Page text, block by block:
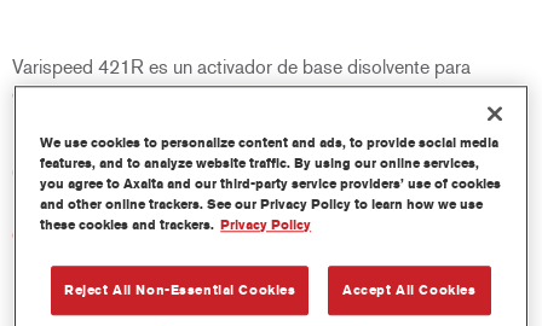
Varispeed 421R es un activador de base disolvente para
conseguir un secado al aire o acelerado y un endurecimiento
reparaciones y en el pintado de interiores. Se puede usar con
Centari 500, Centari 500 HB, Imron 700, 1200S y 3050S.
Características del producto
Permite un secado más rápido al aire o en cabina y un
endurecimiento también más rápido de los acabados o
barnices 2K en pequeñas reparacioness y pintado de zonas
We use cookies to personalize content and ads, to provide social media
features, and to analyze website traffic. By using our online services,
you agree to Axalta and our third-party service providers’ use of cookies
and other online trackers. See our Privacy Policy to learn how we use
these cookies and trackers. Privacy Policy
Reject All Non-Essential Cookies Accept All Cookies